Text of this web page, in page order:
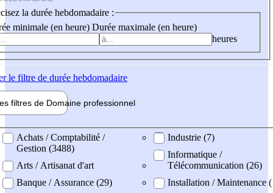
la durée hebdomadaire :
minimale (en heure) Durée maximale (en heure)
heures
le filtre de durée hebdomadaire
filtres de Domaine professionnel
professionel
Achats / Comptabilité /
Gestion (3488)
Arts / Artisanat d'art
Banque / Assurance (29)
Industrie (7)
Informatique /
Télécommunication (26)
Installation / Maintenance